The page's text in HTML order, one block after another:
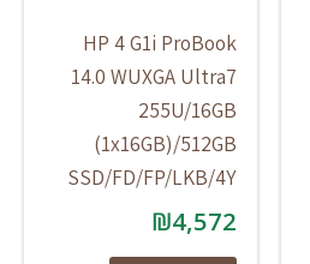
HP 4 G1i ProBook
14.0 WUXGA Ultra7
255U/16GB
(1x16GB)/512GB
SSD/FD/FP/LKB/4Y
₪4,572